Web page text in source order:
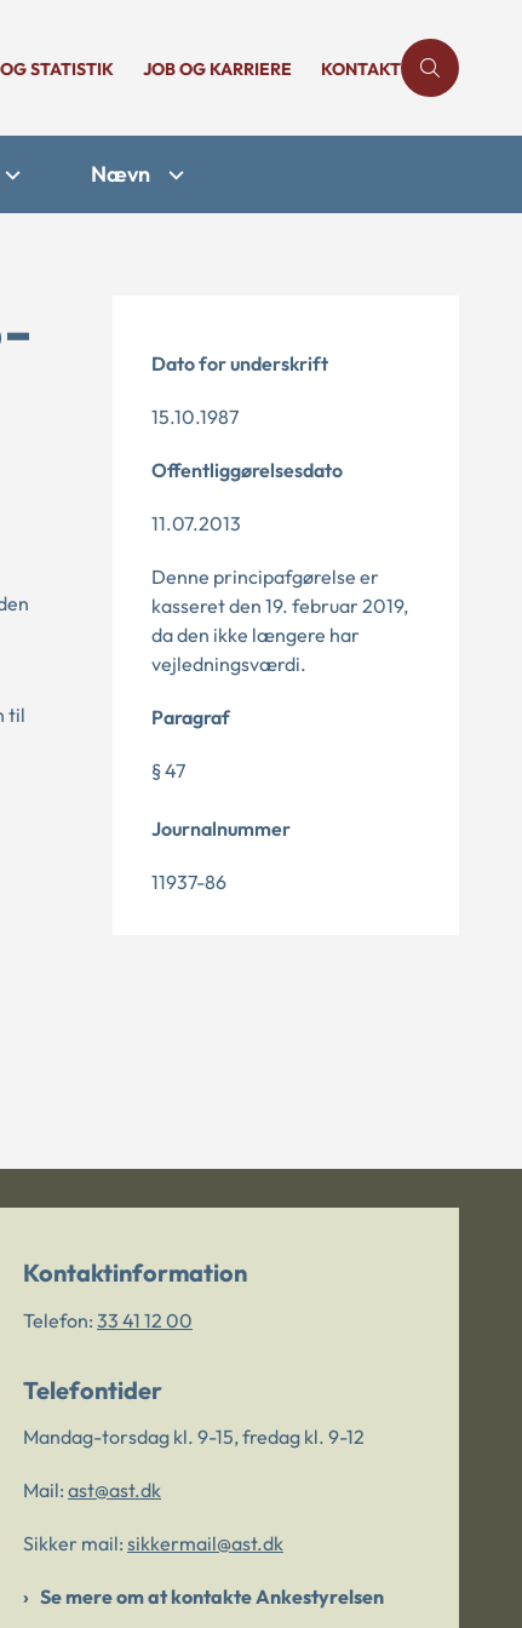
STATISTIK JOB OG KARRIERE KONTAKT
Nævn
til
Dato for underskrift
15.10.1987
Offentliggørelsesdato
11.07.2013
Denne principafgørelse er
kasseret den 19. februar 2019,
da den ikke længere har
vejledningsværdi.
Paragraf
§ 47
Journalnummer
11937-86
Kontaktinformation
Telefon: 33 41 12 00
Telefontider
Mandag-torsdag kl. 9-15, fredag kl. 9-12
Mail: ast@ast.dk
Sikker mail: sikkermail@ast.dk
Se mere om at kontakte Ankestyrelsen